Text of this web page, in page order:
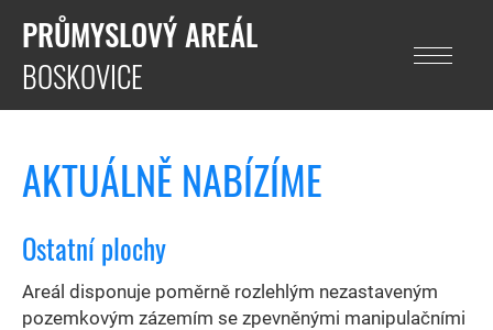
PRŮMYSLOVÝ AREÁL
BOSKOVICE
AKTUÁLNĚ NABÍZÍME
Ostatní plochy
Areál disponuje poměrně rozlehlým nezastaveným
pozemkovým zázemím se zpevněnými manipulačními